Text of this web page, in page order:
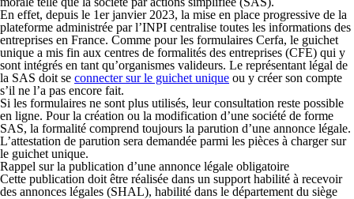
En effet, depuis le 1er janvier 2023, la mise en place progressive de la
plateforme administrée par l’INPI centralise toutes les informations des
entreprises en France. Comme pour les formulaires Cerfa, le guichet
unique a mis fin aux centres de formalités des entreprises (CFE) qui y
sont intégrés en tant qu’organismes valideurs. Le représentant légal de
la SAS doit se connecter sur le guichet unique ou y créer son compte
s’il ne l’a pas encore fait.
Si les formulaires ne sont plus utilisés, leur consultation reste possible
en ligne. Pour la création ou la modification d’une société de forme
SAS, la formalité comprend toujours la parution d’une annonce légale.
L’attestation de parution sera demandée parmi les pièces à charger sur
le guichet unique.
Rappel sur la publication d’une annonce légale obligatoire
Cette publication doit être réalisée dans un support habilité à recevoir
des annonces légales (SHAL), habilité dans le département du siège